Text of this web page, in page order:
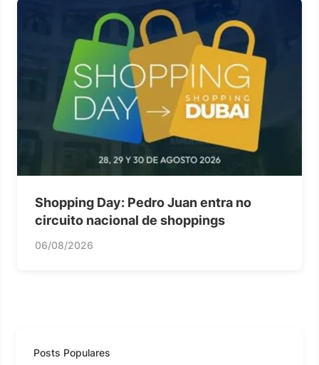
Shopping Day: Pedro Juan entra no
circuito nacional de shoppings
06/08/2026
Posts Populares